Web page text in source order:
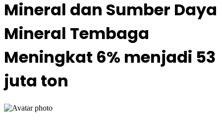
Mineral dan Sumber Daya
Mineral Tembaga
Meningkat 6% menjadi 53
juta ton